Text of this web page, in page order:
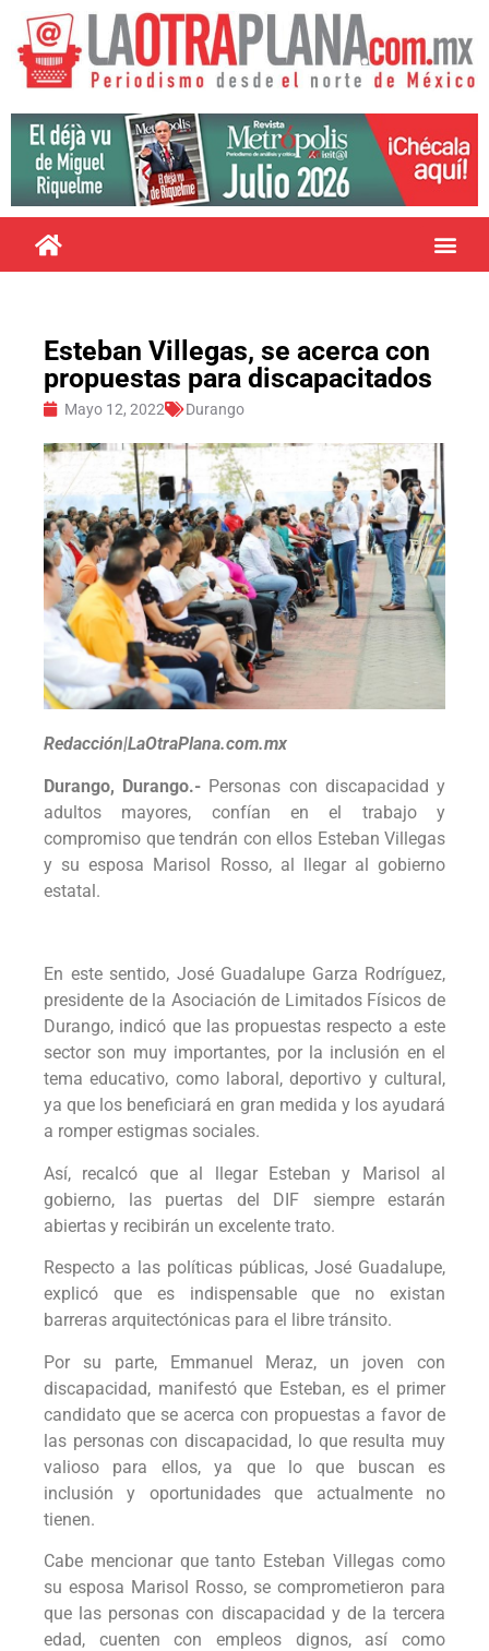
Esteban Villegas, se acerca con
propuestas para discapacitados
Mayo 12, 2022 Durango
Redacción|LaOtraPlana.com.mx
Durango, Durango.- Personas con discapacidad y
adultos mayores, confían en el trabajo y
compromiso que tendrán con ellos Esteban Villegas
y su esposa Marisol Rosso, al llegar al gobierno
estatal.
En este sentido, José Guadalupe Garza Rodríguez,
presidente de la Asociación de Limitados Físicos de
Durango, indicó que las propuestas respecto a este
sector son muy importantes, por la inclusión en el
tema educativo, como laboral, deportivo y cultural,
ya que los beneficiará en gran medida y los ayudará
a romper estigmas sociales.
Así, recalcó que al llegar Esteban y Marisol al
gobierno, las puertas del DIF siempre estarán
abiertas y recibirán un excelente trato.
Respecto a las políticas públicas, José Guadalupe,
explicó que es indispensable que no existan
barreras arquitectónicas para el libre tránsito.
Por su parte, Emmanuel Meraz, un joven con
discapacidad, manifestó que Esteban, es el primer
candidato que se acerca con propuestas a favor de
las personas con discapacidad, lo que resulta muy
valioso para ellos, ya que lo que buscan es
inclusión y oportunidades que actualmente no
tienen.
Cabe mencionar que tanto Esteban Villegas como
su esposa Marisol Rosso, se comprometieron para
que las personas con discapacidad y de la tercera
edad, cuenten con empleos dignos, así como